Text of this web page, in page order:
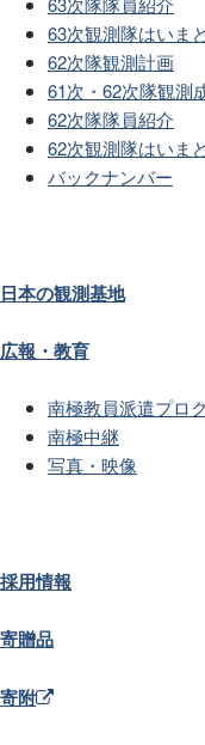
63次観測隊はいま
62次隊観測計画
61次・62次隊観測
62次隊隊員紹介
62次観測隊はいま
バックナンバー
日本の観測基地
広報・教育
南極教員派遣プロ
南極中継
写真・映像
採用情報
寄贈品
寄附